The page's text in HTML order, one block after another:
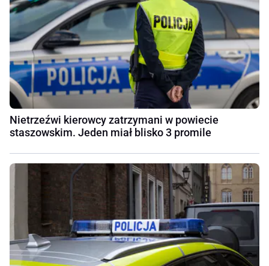
Nietrzeźwi kierowcy zatrzymani w powiecie
staszowskim. Jeden miał blisko 3 promile